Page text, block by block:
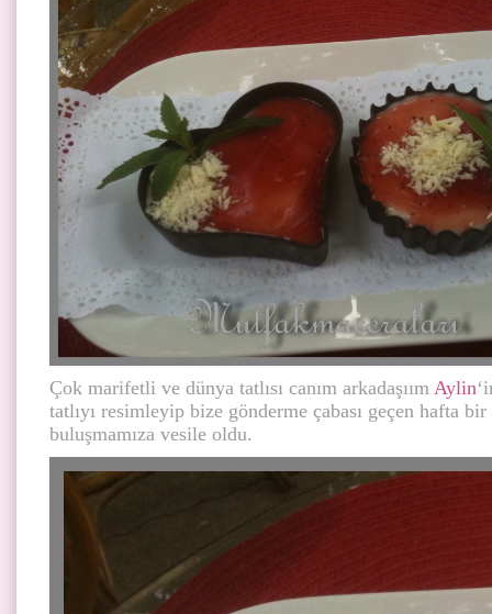
Çok marifetli ve dünya tatlısı canım arkadaşıım Aylin
tatlıyı resimleyip bize gönderme çabası geçen hafta
buluşmamıza vesile oldu.